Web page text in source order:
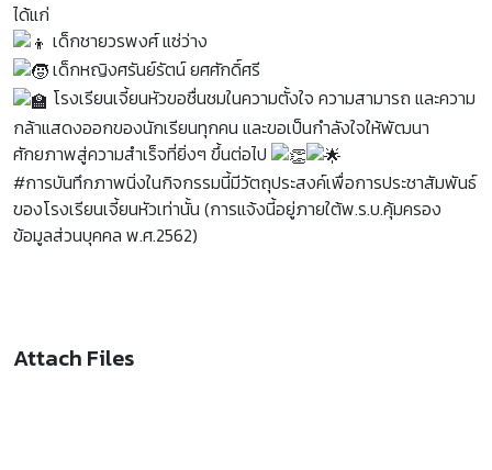
ได้แก่
เด็กชายวรพงศ์ แซ่ว่าง
เด็กหญิงศรันย์รัตน์ ยศศักดิ์ศรี
โรงเรียนเจี้ยนหัวขอชื่นชมในความตั้งใจ ความสามารถ และความ
กล้าแสดงออกของนักเรียนทุกคน และขอเป็นกำลังใจให้พัฒนา
ศักยภาพสู่ความสำเร็จที่ยิ่งๆ ขึ้นต่อไป
#การบันทึกภาพนิ่งในกิจกรรมนี้มีวัตถุประสงค์เพื่อการประชาสัมพันธ์
ของโรงเรียนเจี้ยนหัวเท่านั้น (การแจ้งนี้อยู่ภายใต้พ.ร.บ.คุ้มครอง
ข้อมูลส่วนบุคคล พ.ศ.2562)
Attach Files